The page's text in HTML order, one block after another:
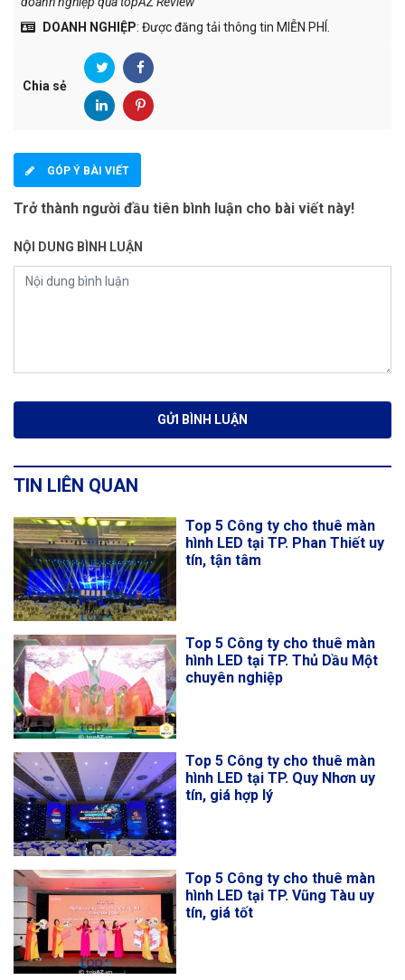
DOANH NGHIỆP: Được đăng tải thông tin MIỄN PHÍ.
Chia sẻ
GÓP Ý BÀI VIẾT
Trở thành người đầu tiên bình luận cho bài viết này!
NỘI DUNG BÌNH LUẬN
TIN LIÊN QUAN
Top 5 Công ty cho thuê màn
hình LED tại TP. Phan Thiết uy
tín, tận tâm
Top 5 Công ty cho thuê màn
hình LED tại TP. Thủ Dầu Một
chuyên nghiệp
Top 5 Công ty cho thuê màn
hình LED tại TP. Quy Nhơn uy
tín, giá hợp lý
Top 5 Công ty cho thuê màn
hình LED tại TP. Vũng Tàu uy
tín, giá tốt